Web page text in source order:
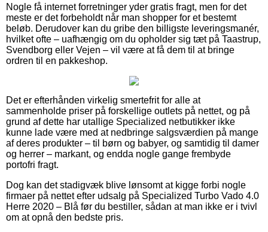
Nogle få internet forretninger yder gratis fragt, men for det
meste er det forbeholdt når man shopper for et bestemt
beløb. Derudover kan du gribe den billigste leveringsmanér,
hvilket ofte – uafhængig om du opholder sig tæt på Taastrup,
Svendborg eller Vejen – vil være at få dem til at bringe
ordren til en pakkeshop.
Det er efterhånden virkelig smertefrit for alle at
sammenholde priser på forskellige outlets på nettet, og på
grund af dette har utallige Specialized netbutikker ikke
kunne lade være med at nedbringe salgsværdien på mange
af deres produkter – til børn og babyer, og samtidig til damer
og herrer – markant, og endda nogle gange frembyde
portofri fragt.
Dog kan det stadigvæk blive lønsomt at kigge forbi nogle
firmaer på nettet efter udsalg på Specialized Turbo Vado 4.0
Herre 2020 – Blå før du bestiller, sådan at man ikke er i tvivl
om at opnå den bedste pris.